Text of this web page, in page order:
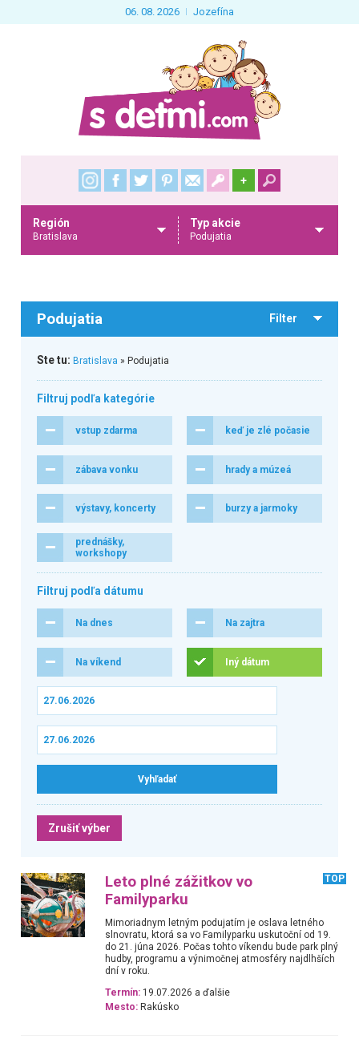
06. 08. 2026 Jozefína
+
Región
Bratislava
Typ akcie
Podujatia
Podujatia Filter
Ste tu: Bratislava » Podujatia
Filtruj podľa kategórie
vstup zdarma keď je zlé počasie
zábava vonku hrady a múzeá
výstavy, koncerty burzy a jarmoky
prednášky,
workshopy
Filtruj podľa dátumu
Na dnes Na zajtra
Na víkend Iný dátum
Zrušiť výber
Leto plné zážitkov vo
Familyparku
TOP
Mimoriadnym letným podujatím je oslava letného
slnovratu, ktorá sa vo Familyparku uskutoční od 19.
do 21. júna 2026. Počas tohto víkendu bude park plný
hudby, programu a výnimočnej atmosféry najdlhších
dní v roku.
Termín: 19.07.2026 a ďalšie
Mesto: Rakúsko